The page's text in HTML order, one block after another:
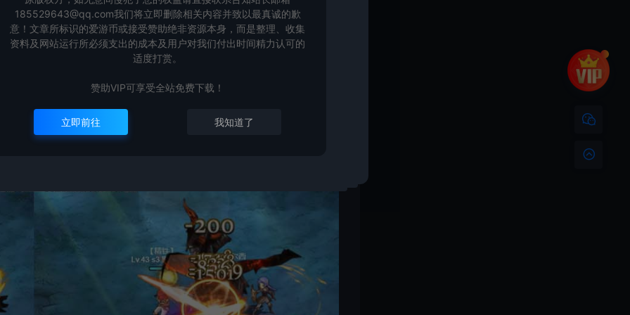
185529643@qq.com我们将立即删除相关内容并致以最真诚的歉
意！文章所标识的爱游币或接受赞助绝非资源本身，而是整理、收集
资料及网站运行所必须支出的成本及用户对我们付出时间精力认可的
适度打赏。
赞助VIP可享受全站免费下载！
立即前往 我知道了